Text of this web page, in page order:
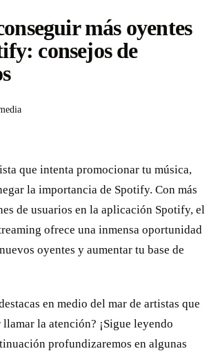
más oyentes
consejos de
que intenta promocionar tu música,
la importancia de Spotify. Con más
de usuarios en la aplicación Spotify, el
ofrece una inmensa oportunidad
oyentes y aumentar tu base de
en medio del mar de artistas que
la atención? ¡Sigue leyendo
profundizaremos en algunas